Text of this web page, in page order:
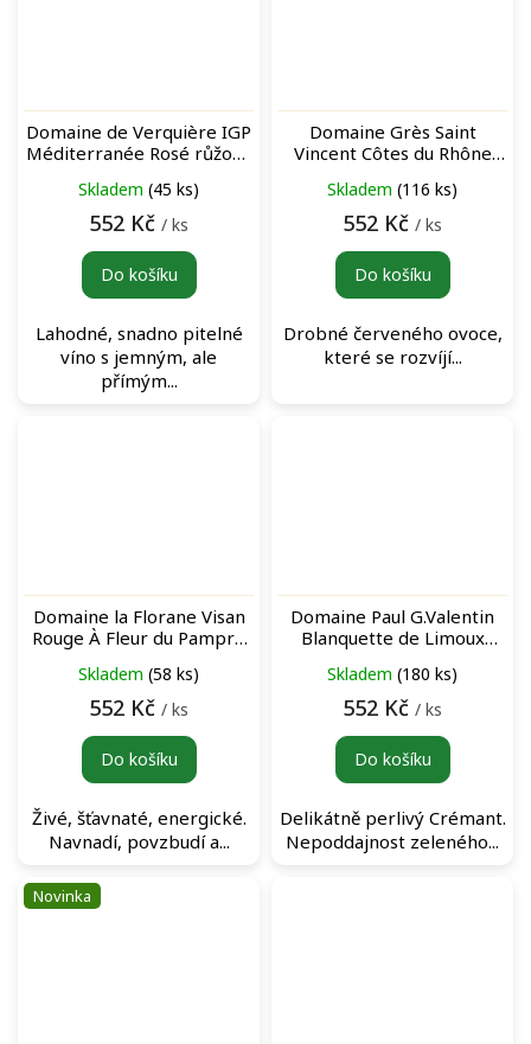
Domaine de Verquière IGP
Méditerranée Rosé růžové
Skladem (45 ks)
552 Kč / ks
Do košíku
Lahodné, snadno pitelné
víno s jemným, ale
přímým...
Domaine Grès Saint
Vincent Côtes du Rhône
červené víno
Skladem (116 ks)
552 Kč / ks
Do košíku
Drobné červeného ovoce,
které se rozvíjí...
Domaine la Florane Visan
Rouge À Fleur du Pampre
víno
Skladem (58 ks)
552 Kč / ks
Do košíku
Živé, šťavnaté, energické.
Navnadí, povzbudí a...
Domaine Paul G.Valentin
Blanquette de Limoux
Skladem (180 ks)
552 Kč / ks
Do košíku
Delikátně perlivý Crémant.
Nepoddajnost zeleného...
Novinka